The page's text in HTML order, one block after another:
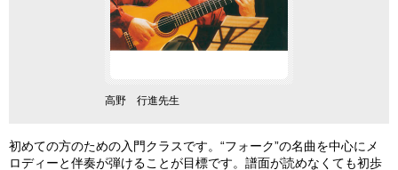
高野 行進先生
初めての方のための入門クラスです。“フォーク”の名曲を中心にメ
ロディーと伴奏が弾けることが目標です。譜面が読めなくても初歩